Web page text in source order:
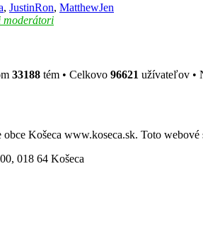
, JustinRon, MatthewJen
moderátori
33188 tém • Celkovo 96621 užívateľov •
obce Košeca www.koseca.sk. Toto
018 64 Košeca